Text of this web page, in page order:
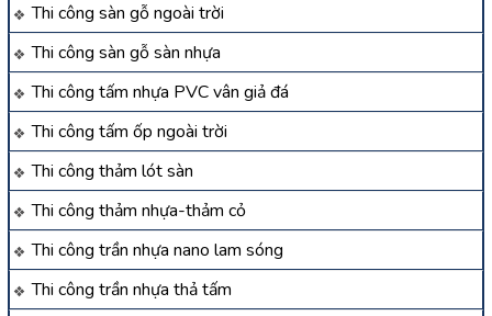
Thi công sàn gỗ ngoài trời
Thi công sàn gỗ sàn nhựa
Thi công tấm nhựa PVC vân giả đá
Thi công tấm ốp ngoài trời
Thi công thảm lót sàn
Thi công thảm nhựa-thảm cỏ
Thi công trần nhựa nano lam sóng
Thi công trần nhựa thả tấm